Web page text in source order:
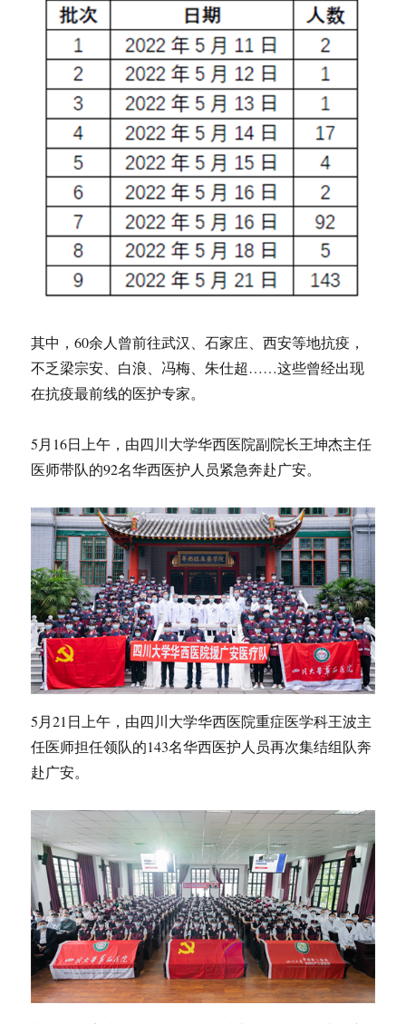
其中，60余人曾前往武汉、石家庄、西安等地抗疫，
不乏梁宗安、白浪、冯梅、朱仕超……这些曾经出现
在抗疫最前线的医护专家。
5月16日上午，由四川大学华西医院副院长王坤杰主任
医师带队的92名华西医护人员紧急奔赴广安。
5月21日上午，由四川大学华西医院重症医学科王波主
任医师担任领队的143名华西医护人员再次集结组队奔
赴广安。